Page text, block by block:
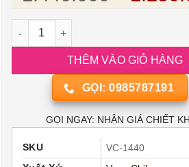
Rượu Vang Chile Đỏ Polkura Shiraz
THÊM VÀO GIỎ HÀNG
GỌI: 0985787191
GỌI NGAY: NHẬN GIÁ CHIẾT
SKU
VC-1440